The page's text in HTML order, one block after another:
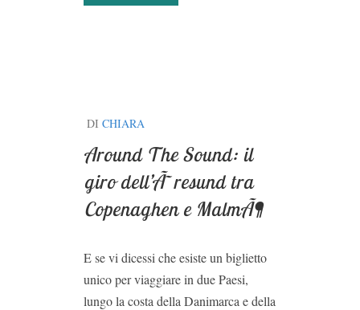
DI CHIARA
Around The Sound: il
giro dell’Ã˜resund tra
Copenaghen e MalmÃ¶
E se vi dicessi che esiste un biglietto
unico per viaggiare in due Paesi,
lungo la costa della Danimarca e della